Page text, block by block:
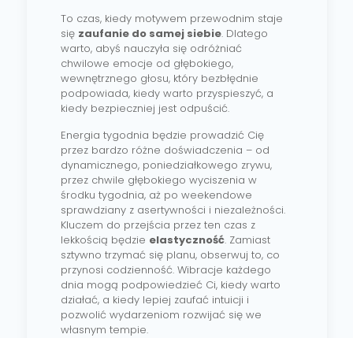
To czas, kiedy motywem przewodnim staje
się zaufanie do samej siebie. Dlatego
warto, abyś nauczyła się odróżniać
chwilowe emocje od głębokiego,
wewnętrznego głosu, który bezbłędnie
podpowiada, kiedy warto przyspieszyć, a
kiedy bezpieczniej jest odpuścić.
Energia tygodnia będzie prowadzić Cię
przez bardzo różne doświadczenia – od
dynamicznego, poniedziałkowego zrywu,
przez chwile głębokiego wyciszenia w
środku tygodnia, aż po weekendowe
sprawdziany z asertywności i niezależności.
Kluczem do przejścia przez ten czas z
lekkością będzie elastyczność. Zamiast
sztywno trzymać się planu, obserwuj to, co
przynosi codzienność. Wibracje każdego
dnia mogą podpowiedzieć Ci, kiedy warto
działać, a kiedy lepiej zaufać intuicji i
pozwolić wydarzeniom rozwijać się we
własnym tempie.